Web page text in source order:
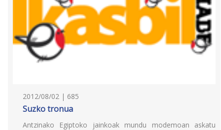
2012/08/02 | 685
Suzko tronua
Antzinako Egiptoko jainkoak mundu modemoan askatu